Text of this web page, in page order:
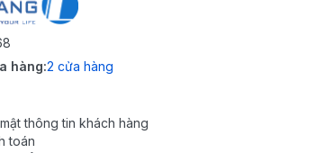
hàng:2 cửa hàng
thông tin khách hàng
toán